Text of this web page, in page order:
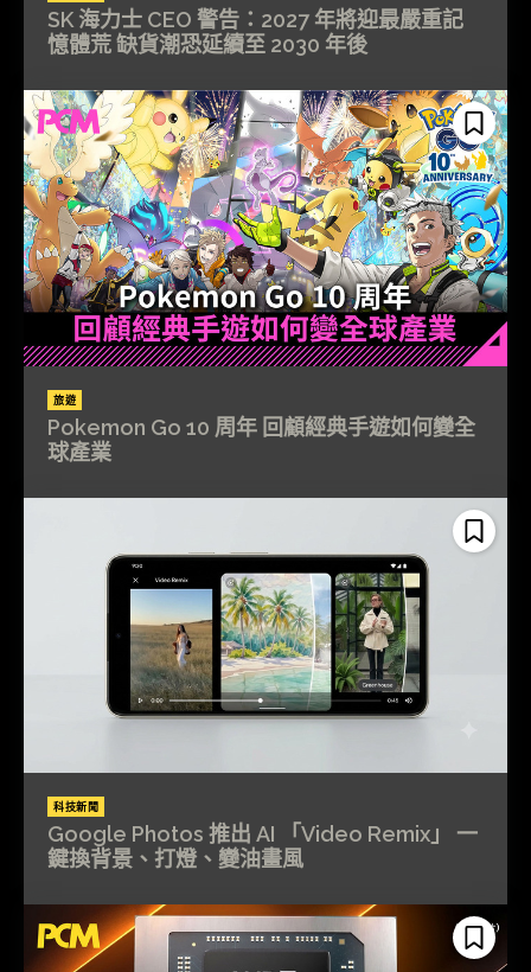
SK 海力士 CEO 警告：2027 年將迎最嚴重記
憶體荒 缺貨潮恐延續至 2030 年後
旅遊
Pokemon Go 10 周年 回顧經典手遊如何變全
球產業
科技新聞
Google Photos 推出 AI 「Video Remix」 一
鍵換背景、打燈、變油畫風